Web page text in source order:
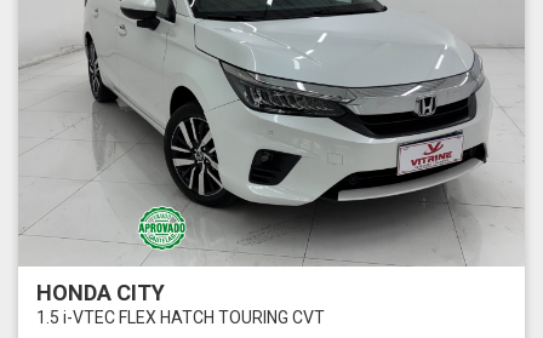
HONDA CITY
1.5 i-VTEC FLEX HATCH TOURING CVT